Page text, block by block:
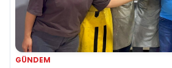
GÜNDEM